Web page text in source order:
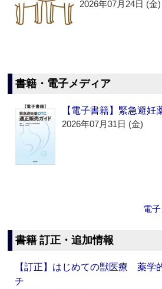
2026年07月24日 (金)
書籍・電子メディア
【電子書籍】緊急避妊
2026年07月31日 (金)
電
書籍 訂正・追加情報
【訂正】はじめての獣医療 薬学
チ